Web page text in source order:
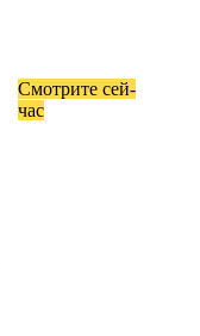
Смот­ри­те сей­
час